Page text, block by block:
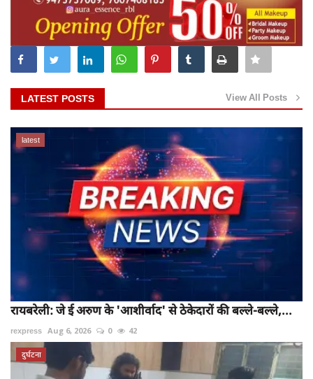
LATEST POSTS View All Posts
latest
रायबरेली: जे ई अरुण के 'आशीर्वाद' से ठेकेदारों की बल्ले-बल्ले,...
rexpress Aug 6, 2026 0 42
दुर्घटना